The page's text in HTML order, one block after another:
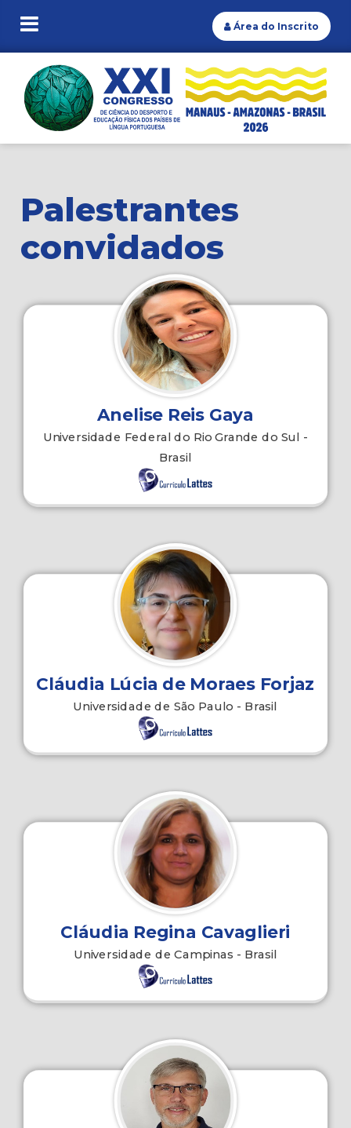
Área do Inscrito
Palestrantes
convidados
Anelise Reis Gaya
Universidade Federal do Rio Grande do Sul -
Brasil
Cláudia Lúcia de Moraes Forjaz
Universidade de São Paulo - Brasil
Cláudia Regina Cavaglieri
Universidade de Campinas - Brasil